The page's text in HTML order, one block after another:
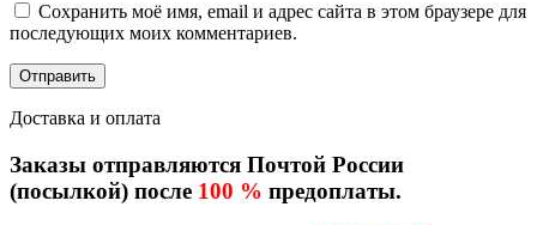
Сохранить моё имя, email и адрес сайта в этом браузере для
последующих моих комментариев.
Доставка и оплата
Заказы отправляются Почтой России
(посылкой) после 100 % предоплаты.